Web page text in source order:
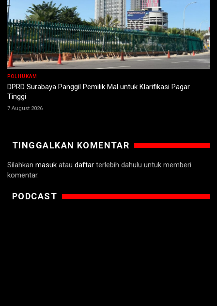
POLHUKAM
DPRD Surabaya Panggil Pemilik Mal untuk Klarifikasi Pagar
Tinggi
7 August 2026
TINGGALKAN KOMENTAR
Silahkan masuk atau daftar terlebih dahulu untuk memberi
komentar.
PODCAST